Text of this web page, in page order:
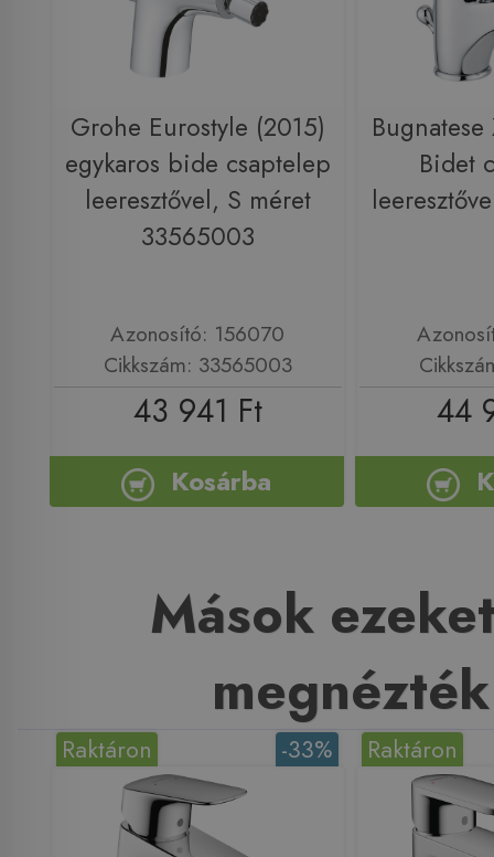
Grohe Eurostyle (2015)
egykaros bide csaptelep
leeresztővel, S méret
33565003
Azonosító: 156070
Cikkszám: 33565003
43 941 Ft
Kosárba
Bidet
44
Mások
megnézték
-33%
Raktáron Raktáron